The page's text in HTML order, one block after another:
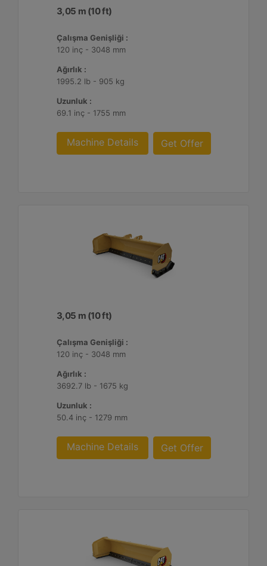
3,05 m (10 ft)
Çalışma Genişliği :
120 inç - 3048 mm
Ağırlık :
1995.2 lb - 905 kg
Uzunluk :
69.1 inç - 1755 mm
Machine Details Get Offer
3,05 m (10 ft)
Çalışma Genişliği :
120 inç - 3048 mm
Ağırlık :
3692.7 lb - 1675 kg
Uzunluk :
50.4 inç - 1279 mm
Machine Details Get Offer